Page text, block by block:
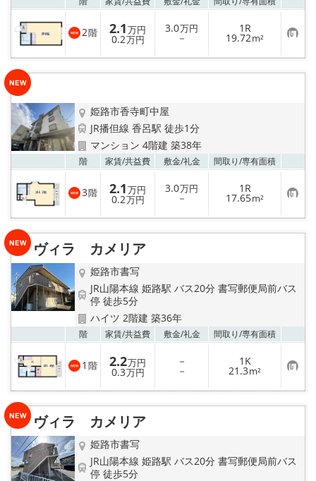
2階 2.1万円
0.2万円
3.0万円
－
1R
19.72m² お
気
に
り
姫路市香寺町中屋
JR播但線 香呂駅 徒歩1分
マンション 4階建 築38年
階 家賃/共益費 敷金/礼金 間取り/専有面積
3階 2.1万円
0.2万円
3.0万円
－
1R
17.65m² お
気
に
り
ヴィラ カメリア
姫路市書写
JR山陽本線 姫路駅 バス20分 書写郵便局前バス
停 徒歩5分
ハイツ 2階建 築36年
階 家賃/共益費 敷金/礼金 間取り/専有面積
1 階 2.2万円
0.3万円
－
－
1K
21.3m² お
気
に
り
ヴィラ カメリア
姫路市書写
JR山陽本線 姫路駅 バス20分 書写郵便局前バス
停 徒歩5分